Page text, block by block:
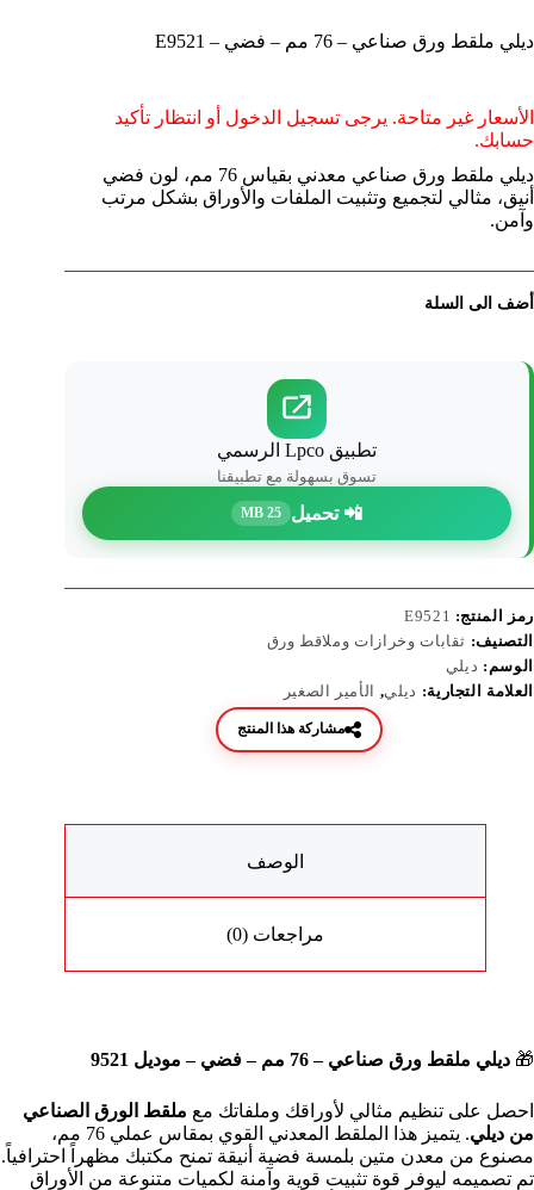
ديلي ملقط ورق صناعي – 76 مم – فضي – E9521
الأسعار غير متاحة. يرجى تسجيل الدخول أو انتظار تأكيد
حسابك.
ديلي ملقط ورق صناعي معدني بقياس 76 مم، لون فضي
أنيق، مثالي لتجميع وتثبيت الملفات والأوراق بشكل مرتب
وآمن.
أضف الى السلة
تطبيق Lpco الرسمي
تسوق بسهولة مع تطبيقنا
📲 تحميل 25 MB
رمز المنتج: E9521
التصنيف: ثقابات وخرازات وملاقط ورق
الوسم: ديلي
العلامة التجارية: ديلي, الأمير الصغير
مشاركة هذا المنتج
الوصف
مراجعات (0)
🎁 ديلي ملقط ورق صناعي – 76 مم – فضي – موديل 9521
احصل على تنظيم مثالي لأوراقك وملفاتك مع ملقط الورق الصناعي
من ديلي
. يتميز هذا الملقط المعدني القوي بمقاس عملي 76 مم،
مصنوع من معدن متين بلمسة فضية أنيقة تمنح مكتبك مظهراً احترافياً.
تم تصميمه ليوفر قوة تثبيت قوية وآمنة لكميات متنوعة من الأوراق